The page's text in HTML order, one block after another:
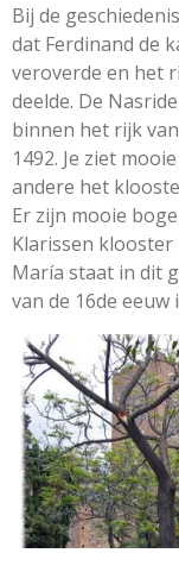
Bij de
dat Ferdinand de
veroverde en het
deelde. De
binnen het rijk
1492. Je ziet
andere het
Er zijn mooie
Klarissen klooster
María staat in dit
van de 16de